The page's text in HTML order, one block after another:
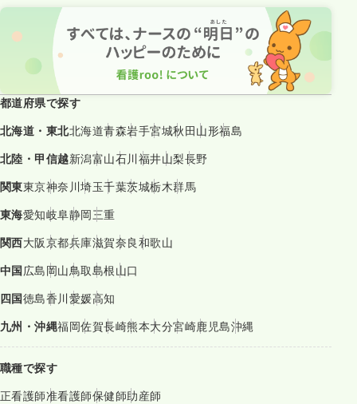
都道府県で探す
北海道・東北北海道青森岩手宮城秋田山形福島
北陸・甲信越新潟富山石川福井山梨長野
関東東京神奈川埼玉千葉茨城栃木群馬
東海愛知岐阜静岡三重
関西大阪京都兵庫滋賀奈良和歌山
中国広島岡山鳥取島根山口
四国徳島香川愛媛高知
九州・沖縄福岡佐賀長崎熊本大分宮崎鹿児島沖縄
職種で探す
正看護師准看護師保健師助産師